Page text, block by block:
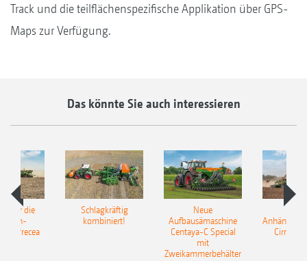
Track und die teilflächenspezifische Applikation über GPS-
Maps zur Verfügung.
Das könnte Sie auch interessieren
für die
Precea
Schlagkräftig
kombiniert!
Neue
Aufbausämaschine
Centaya-C Special
mit
Zweikammerbehälter
Cirrus